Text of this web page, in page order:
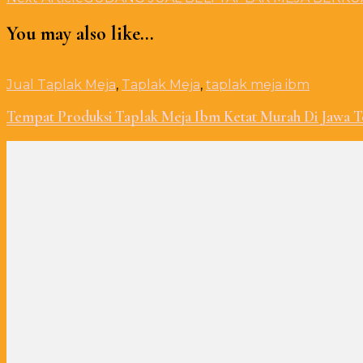
You may also like...
Jual Taplak Meja, Taplak Meja, taplak meja ibm
Tempat Produksi Taplak Meja Ibm Ketat Murah Di Jawa